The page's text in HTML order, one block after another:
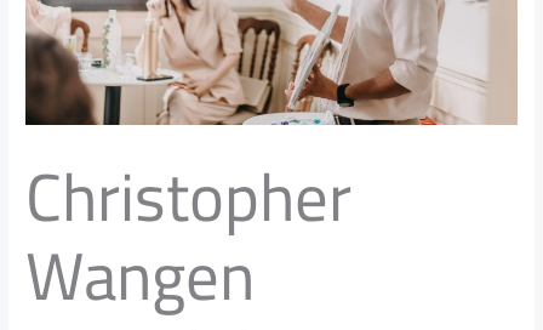
Christopher
Wangen